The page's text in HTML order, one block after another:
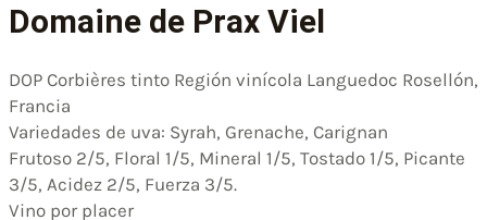
Domaine de Prax Viel
DOP Corbières tinto Región vinícola Languedoc Rosellón,
Francia
Variedades de uva: Syrah, Grenache, Carignan
Frutoso 2/5, Floral 1/5, Mineral 1/5, Tostado 1/5, Picante
3/5, Acidez 2/5, Fuerza 3/5.
Vino por placer